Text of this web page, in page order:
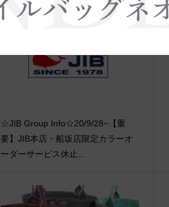
☆JIB Group Info☆20/9/28~【重
要】JIB本店・船坂店限定カラーオ
ーダーサービス休止...